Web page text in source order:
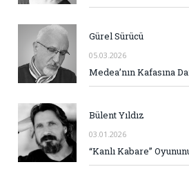
Gürel Sürücü
05.03.2026
Medea’nın Kafasına
Bülent Yıldız
03.01.2026
“Kanlı Kabare”